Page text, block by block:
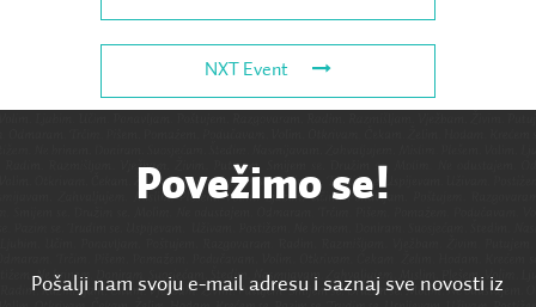
NXT Event
Povežimo se!
Pošalji nam svoju e-mail adresu i saznaj sve novosti iz